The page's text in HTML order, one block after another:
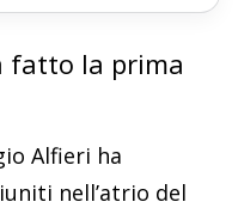
fatto la prima
Alfieri ha
nell’atrio del